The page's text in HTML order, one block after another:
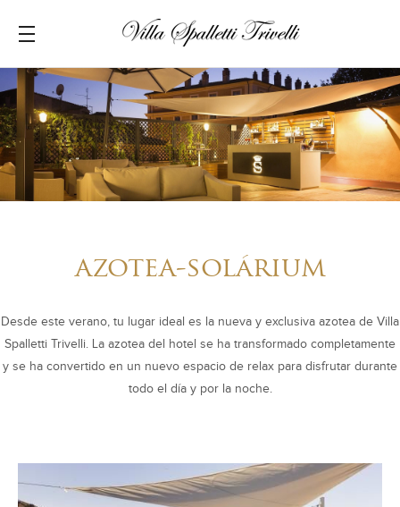
azotea-solárium
Desde este verano, tu lugar ideal es la nueva y exclusiva azotea de Villa
Spalletti Trivelli. La azotea del hotel se ha transformado completamente
y se ha convertido en un nuevo espacio de relax para disfrutar durante
todo el día y por la noche.